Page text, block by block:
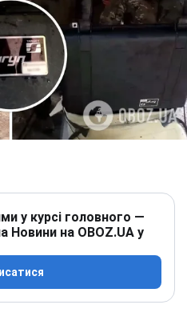
у курсі головного —
Новини на OBOZ.UA у